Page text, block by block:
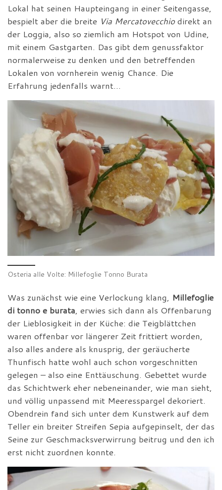
Lokal hat seinen Haupteingang in einer Seitengasse,
bespielt aber die breite Via Mercatovecchio direkt an
der Loggia, also so ziemlich am Hotspot von Udine,
mit einem Gastgarten. Das gibt dem genussfaktor
normalerweise zu denken und den betreffenden
Lokalen von vornherein wenig Chance. Die
Erfahrung jedenfalls warnt…
Osteria alle Volte: Millefoglie Tonno Burata
Was zunächst wie eine Verlockung klang, Millefoglie
di tonno e burata, erwies sich dann als Offenbarung
der Lieblosigkeit in der Küche: die Teigblättchen
waren offenbar vor längerer Zeit frittiert worden,
also alles andere als knusprig, der geräucherte
Thunfisch hatte wohl auch schon vorgeschnitten
gelegen – also eine Enttäuschung. Gebettet wurde
das Schichtwerk eher nebeneinander, wie man sieht,
und völlig unpassend mit Meeresspargel dekoriert.
Obendrein fand sich unter dem Kunstwerk auf dem
Teller ein breiter Streifen Sepia aufgepinselt, der das
Seine zur Geschmacksverwirrung beitrug und den ich
erst nicht zuordnen konnte.